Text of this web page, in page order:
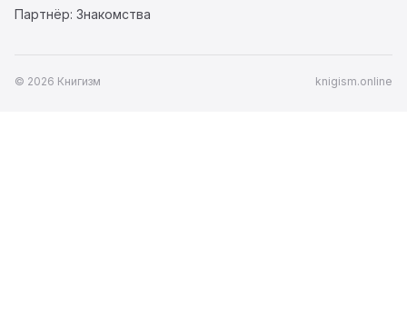
Партнёр: Знакомства
© 2026 Книгизм knigism.online